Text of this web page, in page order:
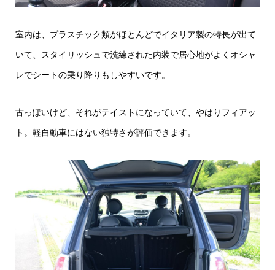
室内は、プラスチック類がほとんどでイタリア製の特長が出て
いて、スタイリッシュで洗練された内装で居心地がよくオシャ
レでシートの乗り降りもしやすいです。
古っぽいけど、それがテイストになっていて、やはりフィアッ
ト。軽自動車にはない独特さが評価できます。